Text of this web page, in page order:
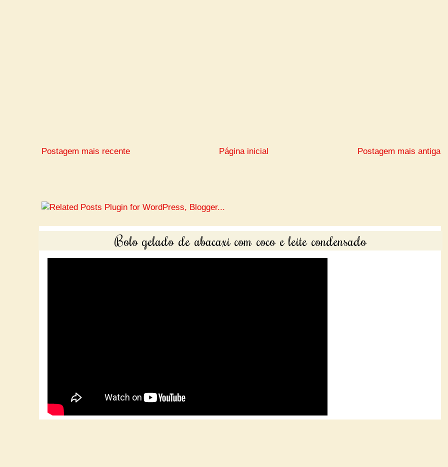
Postagem mais recente Postagem mais antiga
Página inicial
Bolo gelado de abacaxi com coco e leite condensado